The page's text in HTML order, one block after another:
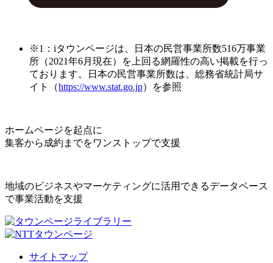
※1：iタウンページは、日本の民営事業所数516万事業
所（2021年6月現在）を上回る網羅性の高い掲載を行っ
ております。日本の民営事業所数は、総務省統計局サ
イト（https://www.stat.go.jp）を参照
ホームページを起点に
集客から成約までをワンストップで支援
地域のビジネスやマーケティングに活用できるデータベース
で事業活動を支援
サイトマップ